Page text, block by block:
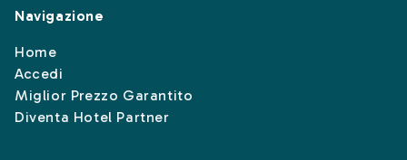
Navigazione
Home
Accedi
Miglior Prezzo Garantito
Diventa Hotel Partner